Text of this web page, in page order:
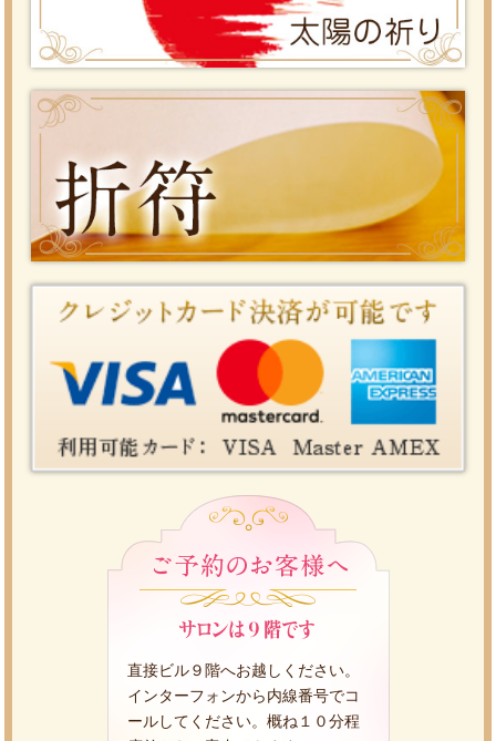
直接ビル９階へお越しください。
インターフォンから内線番号でコ
ールしてください。概ね１０分程